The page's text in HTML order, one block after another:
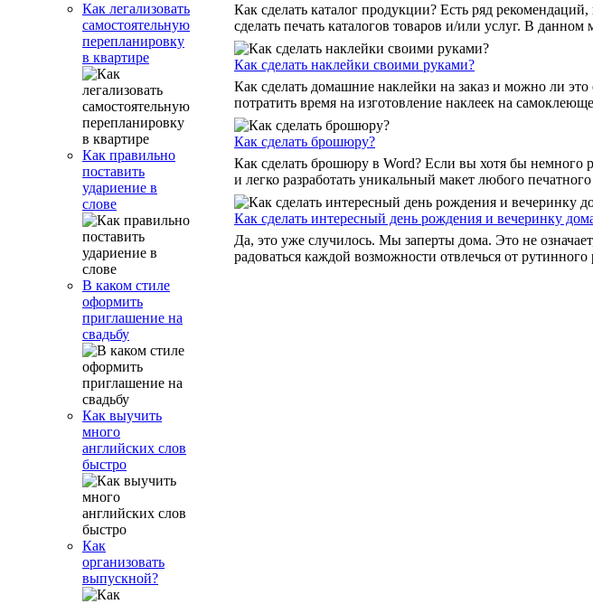
Как легализовать
самостоятельную
перепланировку
в квартире
Как правильно
поставить
удариение в
слове
В каком стиле
оформить
приглашение на
свадьбу
Как выучить
много
английских слов
быстро
Как
организовать
выпускной?
Как сделать каталог продукции? Есть ряд
сделать печать каталогов товаров и/или услуг. В данном
Как сделать наклейки своими руками?
Как сделать домашние наклейки на заказ и можно ли это
потратить время на изготовление наклеек на
Как сделать брошюру?
Как сделать брошюру в Word? Если вы хотя бы немного
и легко разработать уникальный макет любого
Как сделать интересный день рождения и вечеринку
Да, это уже случилось. Мы заперты дома. Это не
радоваться каждой возможности отвлечься от рутинного